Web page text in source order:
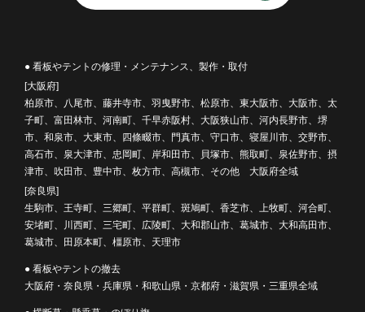
● 看板やテントの修理・メンテナンス、製作・取付
[大阪府]
柏原市、八尾市、藤井寺市、羽曳野市、松原市、東大阪市、大阪市、太
子町、富田林市、河南町、千早赤阪村、大阪狭山市、河内長野市、堺
市、和泉市、大東市、四條畷市、門真市、守口市、寝屋川市、交野市、
高石市、泉大津市、忠岡町、岸和田市、貝塚市、熊取町、泉佐野市、摂
津市、吹田市、豊中市、枚方市、高槻市、その他 大阪府全域
[奈良県]
生駒市、王寺町、三郷町、平群町、斑鳩町、香芝市、上牧町、河合町、
安堵町、川西町、三宅町、広陵町、大和郡山市、葛城市、大和高田市、
葛城市、田原本町、橿原市、天理市
● 看板やテントの撤去
大阪府・奈良県・兵庫県・和歌山県・京都府・滋賀県・三重県全域